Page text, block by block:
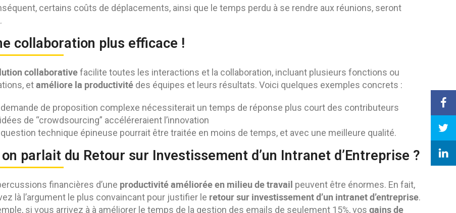
certains coûts de déplacements, ainsi que le temps perdu à se rendre aux réunions, seront
collaboration plus efficace !
collaborativefacilite toutes les interactions et la collaboration, incluant plusieurs fonctions ou
etaméliore la productivitédes équipes et leurs résultats. Voici quelques exemples concrets :
demande de proposition complexe nécessiterait un temps de réponse plus court des contributeurs
de “crowdsourcing” accéléreraient l’innovation
question technique épineuse pourrait être traitée en moins de temps, et avec une meilleure qualité.
parlait du Retour sur Investissement d’un Intranet d’Entreprise ?
financières d’une productivité améliorée en milieu de travail peuvent être énormes. En fait,
là l’argument le plus convaincant pour justifier le retour sur investissement d’un intranet d’entreprise.
si vous arrivez à à améliorer le temps de la gestion des emails de seulement 15%, vos gains de